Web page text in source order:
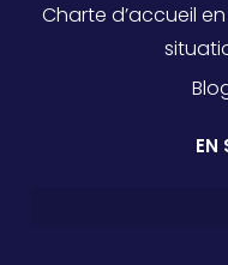
Charte d’accueil
EN